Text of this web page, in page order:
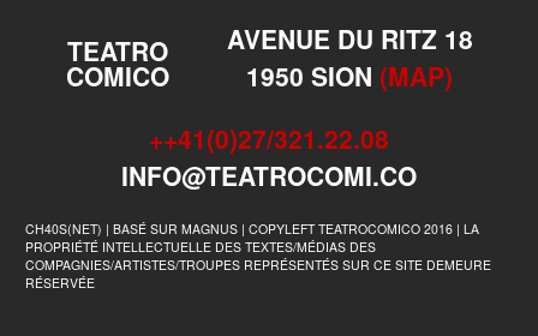
TEATRO
COMICO
AVENUE DU RITZ 18
1950 SION (MAP)
++41(0)27/321.22.08
INFO@TEATROCOMI.CO
CH40S(NET) | BASÉ SUR MAGNUS | COPYLEFT TEATROCOMICO 2016 | LA
PROPRIÉTÉ INTELLECTUELLE DES TEXTES/MÉDIAS DES
COMPAGNIES/ARTISTES/TROUPES REPRÉSENTÉS SUR CE SITE DEMEURE
RÉSERVÉE